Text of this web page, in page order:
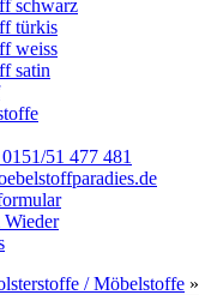
schwarz
türkis
weiss
satin
51 477 481
Wieder
/ Möbelstoffe »